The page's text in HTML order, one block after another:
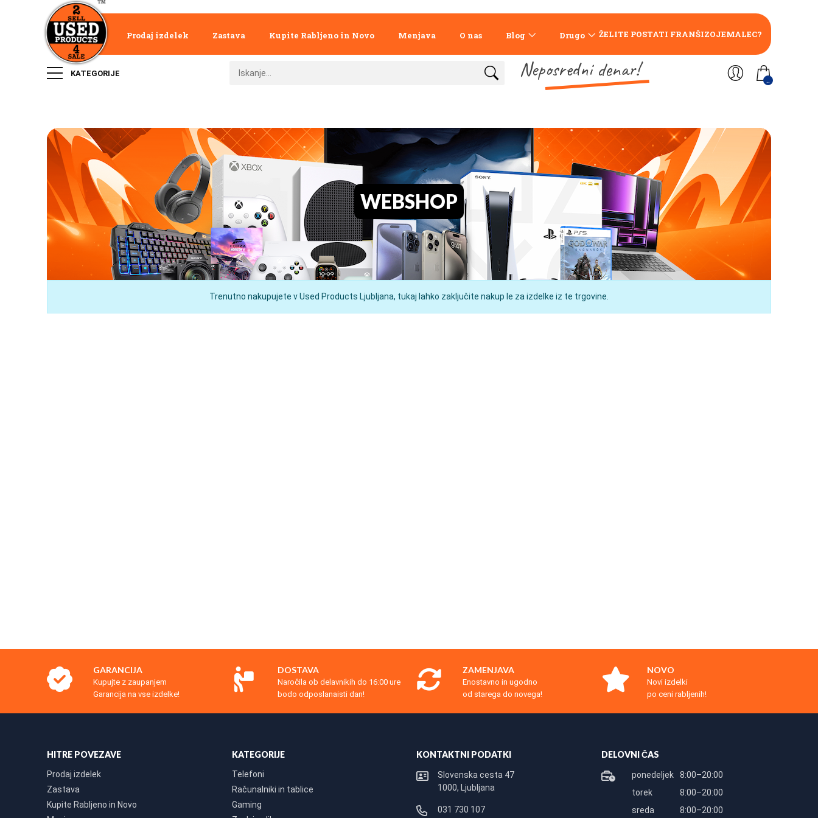
Prodaj izdelek Zastava Kupite Rabljeno in Novo Menjava O nas Blog Drugo ŽELITE POSTATI FRANŠIZOJEMALEC?
KATEGORIJE Neposredni denar! ..
WEBSHOP
Trenutno nakupujete v Used Products Ljubljana, tukaj lahko zaključite nakup le za izdelke iz te trgovine.
GARANCIJA
Kupujte z zaupanjem
Garancija na vse izdelke!
DOSTAVA
Naročila ob delavnikih do 16:00 ure
bodo odposlanaisti dan!
ZAMENJAVA
Enostavno in ugodno
od starega do novega!
NOVO
Novi izdelki
po ceni rabljenih!
HITRE POVEZAVE
Prodaj izdelek
Zastava
Kupite Rabljeno in Novo
KATEGORIJE
Telefoni
Računalniki in tablice
Gaming
KONTAKTNI PODATKI
Slovenska cesta 47
1000, Ljubljana
031 730 107
DELOVNI ČAS
ponedeljek
8:00–20:00
torek
8:00–20:00
sreda
8:00–20:00